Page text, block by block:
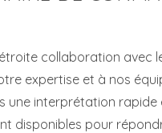
collaboration avec
expertise et à nos
une interprétation rapide
disponibles pour